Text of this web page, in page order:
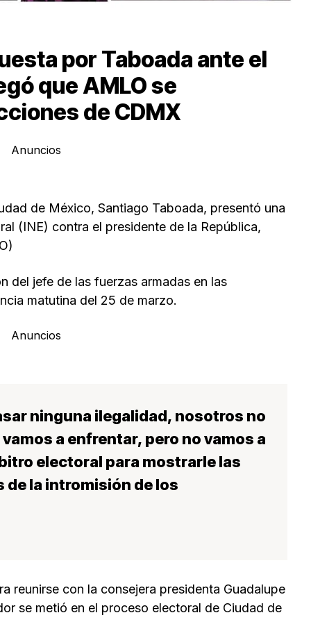
por Taboada ante el
que AMLO se
de CDMX
Anuncios
de México, Santiago Taboada, presentó una
(INE) contra el presidente de la República,
del jefe de las fuerzas armadas en las
matutina del 25 de marzo.
Anuncios
ninguna ilegalidad, nosotros no
a enfrentar, pero no vamos a
electoral para mostrarle las
la intromisión de los
reunirse con la consejera presidenta Guadalupe
se metió en el proceso electoral de Ciudad de